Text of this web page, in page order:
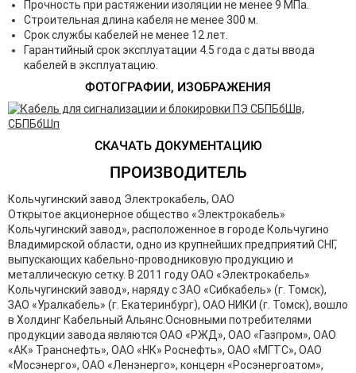
Прочность при растяжении изоляции не менее 9 МПа.
Строительная длина кабеля не менее 300 м.
Срок службы кабелей не менее 12 лет.
Гарантийный срок эксплуатации 4.5 года с даты ввода
кабелей в эксплуатацию.
ФОТОГРАФИИ, ИЗОБРАЖЕНИЯ
СКАЧАТЬ ДОКУМЕНТАЦИЮ
ПРОИЗВОДИТЕЛЬ
Кольчугинский завод Электрокабель, ОАО
Открытое акционерное общество «Электрокабель»
Кольчугинский завод», расположенное в городе Кольчугино
Владимирской области, одно из крупнейших предприятий СНГ,
выпускающих кабельно-проводниковую продукцию и
металлическую сетку. В 2011 году ОАО «Электрокабель»
Кольчугинский завод», наряду с ЗАО «Сибкабель» (г. Томск),
ЗАО «Уралкабель» (г. Екатеринбург), ОАО НИКИ (г. Томск), вошло
в Холдинг Кабельный Альянс.Основными потребителями
продукции завода являются ОАО «РЖД», ОАО «Газпром», ОАО
«АК» Транснефть», ОАО «НК» Роснефть», ОАО «МГТС», ОАО
«Мосэнерго», ОАО «Ленэнерго», концерн «Росэнергоатом»,